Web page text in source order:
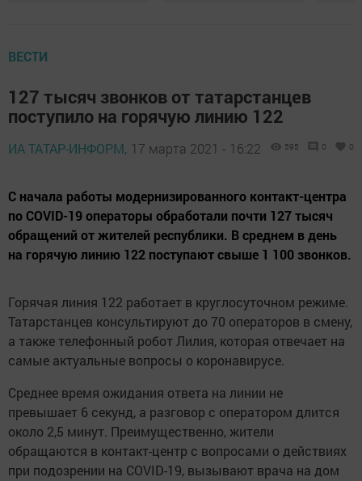
ВЕСТИ
127 тысяч звонков от татарстанцев
поступило на горячую линию 122
ИА ТАТАР-ИНФОРМ, 17 марта 2021 - 16:22 595 0 0
С начала работы модернизированного контакт-центра
по COVID-19 операторы обработали почти 127 тысяч
обращений от жителей республики. В среднем в день
на горячую линию 122 поступают свыше 1 100 звонков.
Горячая линия 122 работает в круглосуточном режиме.
Татарстанцев консультируют до 70 операторов в смену,
а также телефонный робот Лилия, которая отвечает на
самые актуальные вопросы о коронавирусе.
Среднее время ожидания ответа на линии не
превышает 6 секунд, а разговор с оператором длится
около 2,5 минут. Преимущественно, жители
обращаются в контакт-центр с вопросами о действиях
при подозрении на COVID-19, вызывают врача на дом